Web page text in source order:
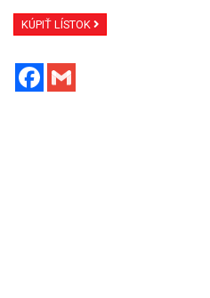
KÚPIŤ LÍSTOK
Facebook